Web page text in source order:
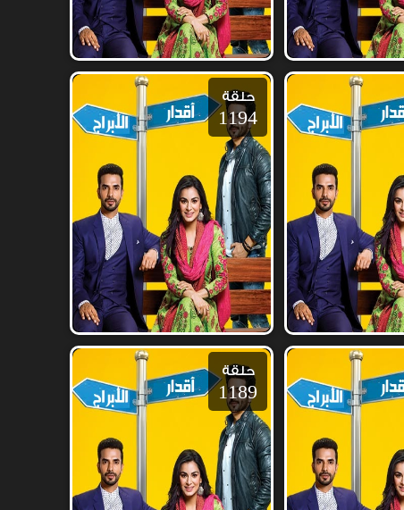
حلقة
1194
حلقة
1189